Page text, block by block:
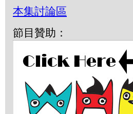
本集討論區
節目贊助：